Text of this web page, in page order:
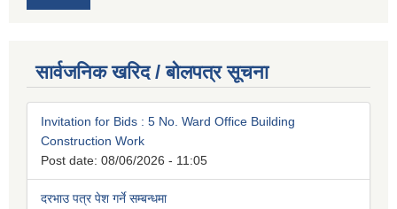
सार्वजनिक खरिद / बोलपत्र सूचना
Invitation for Bids : 5 No. Ward Office Building
Construction Work
Post date: 08/06/2026 - 11:05
दरभाउ पत्र पेश गर्ने सम्बन्धमा